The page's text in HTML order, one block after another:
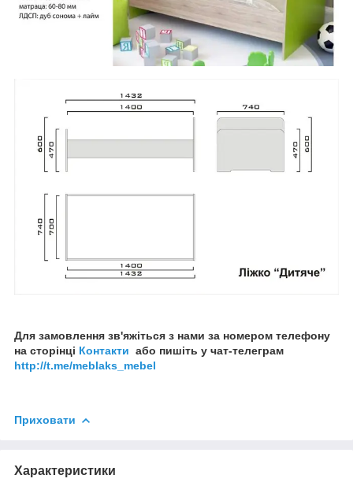
Для замовлення зв'яжіться з нами за номером телефону
на сторінці Контакти або пишіть у чат-телеграм
http://t.me/meblaks_mebel
Приховати
Характеристики